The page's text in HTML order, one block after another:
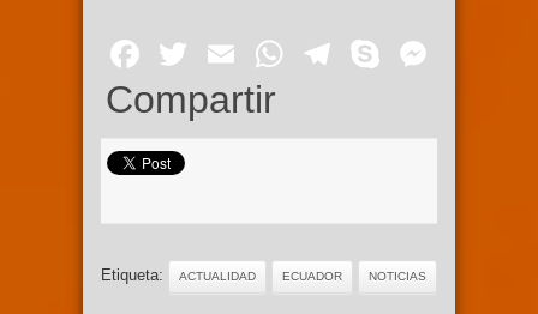
Facebook
Twitter
EmailWhatsApp
Telegram
Skype
Compartir
Etiqueta: ACTUALIDAD ECUADOR NOTICIAS